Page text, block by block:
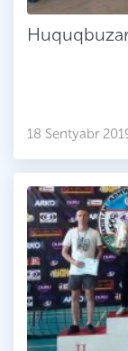
18 Sentyabr